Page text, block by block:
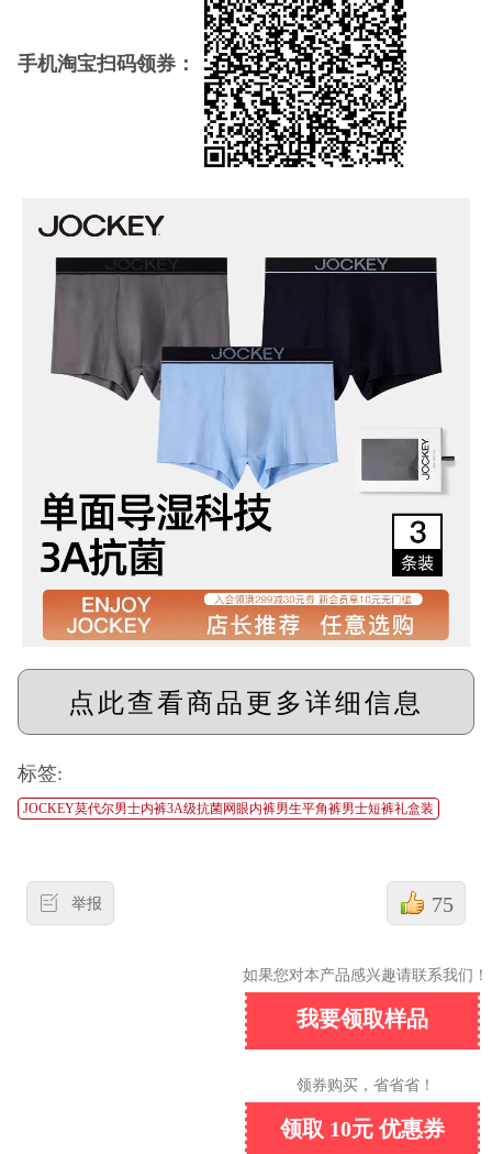
手机淘宝扫码领券：
点此查看商品更多详细信息
标签:
JOCKEY莫代尔男士内裤3A级抗菌网眼内裤男生平角裤男士短裤礼盒装
举报 75
如果您对本产品感兴趣请联系我们！
我要领取样品
领券购买，省省省！
领取 10元 优惠券